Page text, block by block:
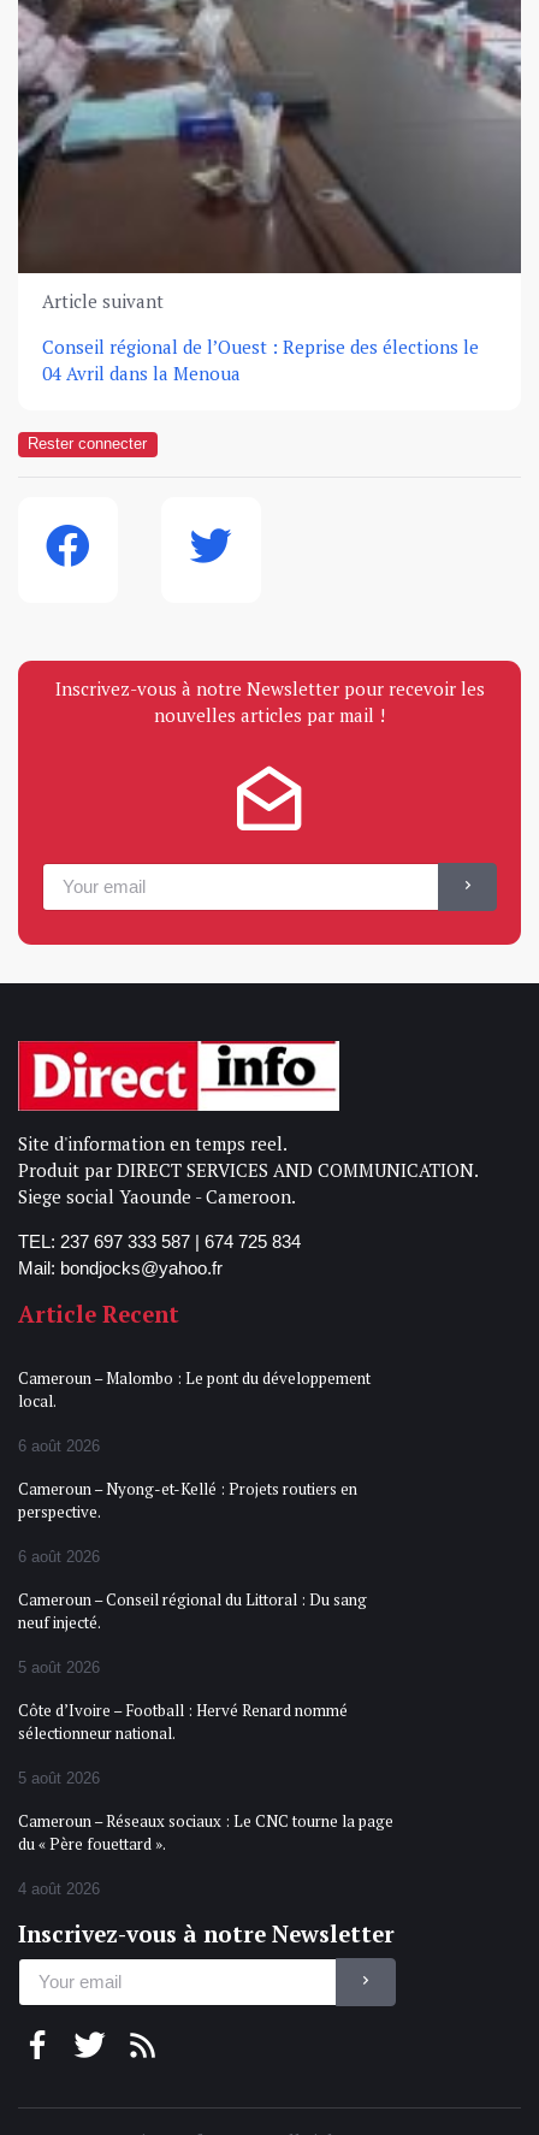
Article suivant
Conseil régional de l’Ouest : Reprise des élections le
04 Avril dans la Menoua
Rester connecter
Inscrivez-vous à notre Newsletter pour recevoir les
nouvelles articles par mail !
Site d'information en temps reel.
Produit par DIRECT SERVICES AND COMMUNICATION.
Siege social Yaounde - Cameroon.
TEL: 237 697 333 587 | 674 725 834
Mail: bondjocks@yahoo.fr
Article Recent
Cameroun – Malombo : Le pont du développement
local.
6 août 2026
Cameroun – Nyong-et-Kellé : Projets routiers en
perspective.
6 août 2026
Cameroun – Conseil régional du Littoral : Du sang
neuf injecté.
5 août 2026
Côte d’Ivoire – Football : Hervé Renard nommé
sélectionneur national.
5 août 2026
Cameroun – Réseaux sociaux : Le CNC tourne la page
du « Père fouettard ».
4 août 2026
Inscrivez-vous à notre Newsletter